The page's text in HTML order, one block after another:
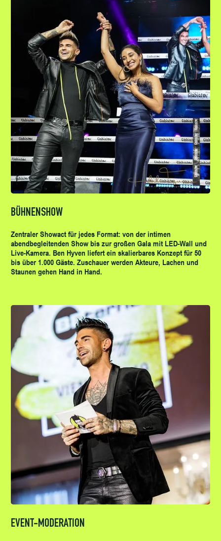
BÜHNENSHOW
Zentraler Showact für jedes Format: von der intimen
abendbegleitenden Show bis zur großen Gala mit LED-Wall und
Live-Kamera. Ben Hyven liefert ein skalierbares Konzept für 50
bis über 1.000 Gäste. Zuschauer werden Akteure, Lachen und
Staunen gehen Hand in Hand.
EVENT-MODERATION